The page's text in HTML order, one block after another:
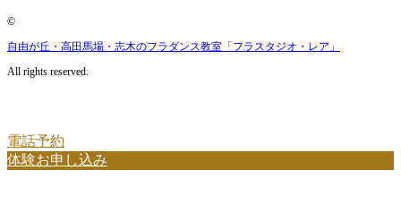
©
自由が丘・高田馬場・志木のフラダンス教室「フラスタジオ・レア」
All rights reserved.
電話予約
体験お申し込み